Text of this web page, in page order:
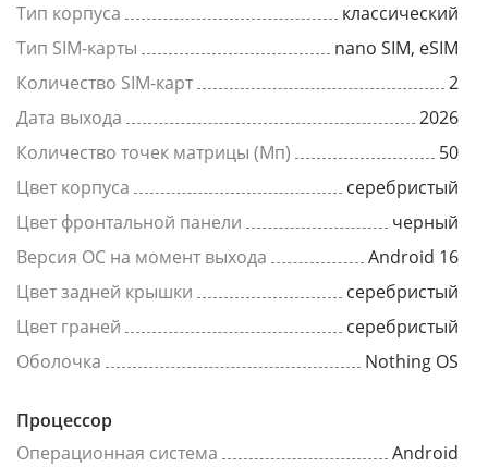
Тип корпуса
классический
Тип SIM-карты
nano SIM, eSIM
Количество SIM-карт
2
Дата выхода
2026
Количество точек матрицы (Мп)
50
Цвет корпуса
серебристый
Цвет фронтальной панели
черный
Версия ОС на момент выхода
Android 16
Цвет задней крышки
серебристый
Цвет граней
серебристый
Оболочка
Nothing OS
Процессор
Операционная система
Android